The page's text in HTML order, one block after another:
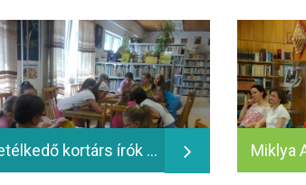
Vetélkedő kortárs írók műveiből; Zentai úti Tagkönyvtár - 2014.06.12